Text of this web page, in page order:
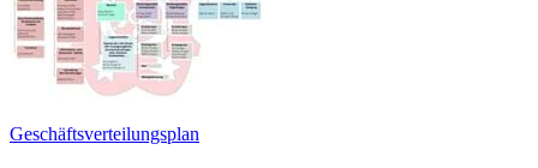
Geschäftsverteilungsplan